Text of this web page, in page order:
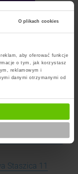
O plikach cookies
aby oferować funkcje
o tym, jak korzystasz
reklamowym i
danymi otrzymanymi od
Zielonogórska 23
19
89
Piłsudskiego
Staszica 11